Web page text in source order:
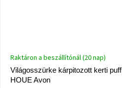
Világosszürke kárpitozott kerti puff
HOUE Avon
Raktáron a beszállítónál (20 nap)